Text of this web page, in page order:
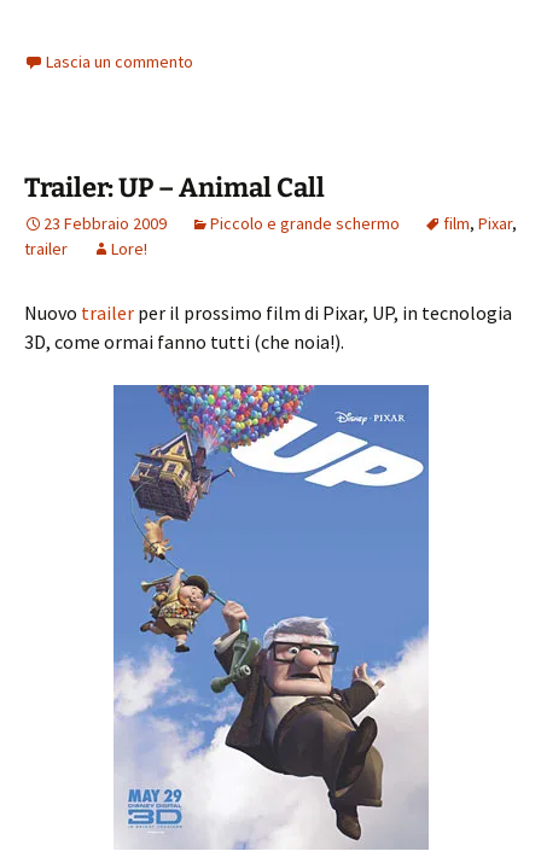
Lascia un commento
Trailer: UP – Animal Call
23 Febbraio 2009 Piccolo e grande schermo film, Pixar,
trailer
Lore!
Nuovo trailer per il prossimo film di Pixar, UP, in tecnologia
3D, come ormai fanno tutti (che noia!).